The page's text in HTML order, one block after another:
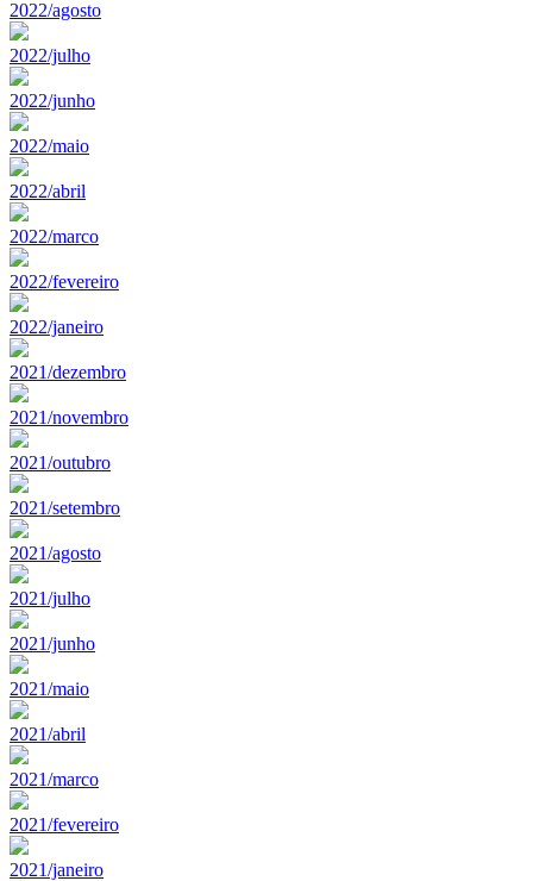
2022/agosto
2022/julho
2022/junho
2022/maio
2022/abril
2022/marco
2022/fevereiro
2022/janeiro
2021/dezembro
2021/novembro
2021/outubro
2021/setembro
2021/agosto
2021/julho
2021/junho
2021/maio
2021/abril
2021/marco
2021/fevereiro
2021/janeiro